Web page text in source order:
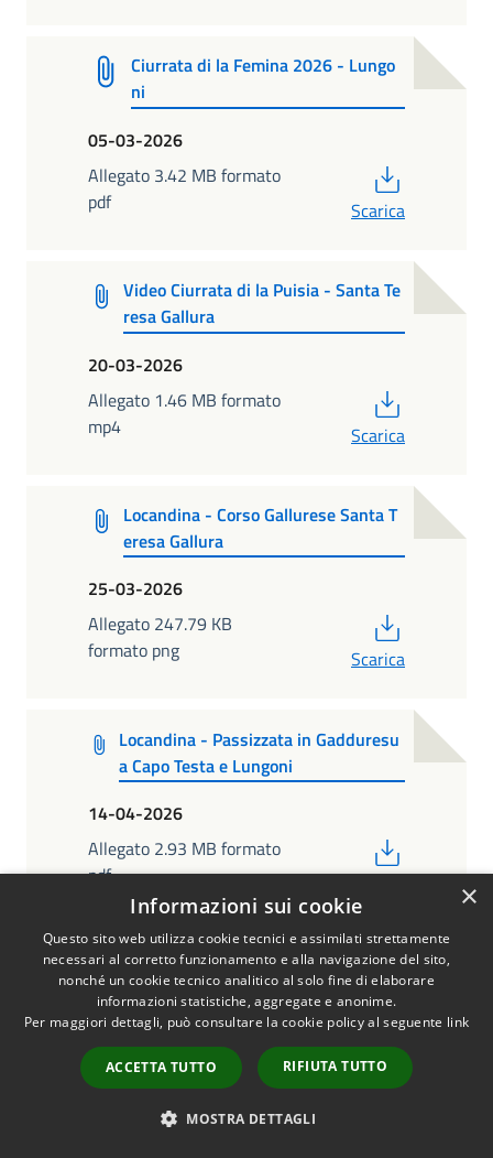
Ciurrata di la Femina 2026 - Lungo
ni
05-03-2026
Allegato 3.42 MB formato
pdf
Scarica
Video Ciurrata di la Puisia - Santa Te
resa Gallura
20-03-2026
Allegato 1.46 MB formato
mp4
Scarica
Locandina - Corso Gallurese Santa T
eresa Gallura
25-03-2026
Allegato 247.79 KB
formato png
Scarica
Locandina - Passizzata in Gadduresu
a Capo Testa e Lungoni
14-04-2026
Allegato 2.93 MB formato
pdf
Video - Ciurrata di la Saldigna 2026
- Lungoni
27-04-2026
Allegato 11.61 MB formato
PDF
×
Informazioni sui cookie
Questo sito web utilizza cookie tecnici e assimilati strettamente
necessari al corretto funzionamento e alla navigazione del sito,
nonché un cookie tecnico analitico al solo fine di elaborare
informazioni statistiche, aggregate e anonime.
Per maggiori dettagli, può consultare la cookie policy al seguente link
ACCETTA TUTTO RIFIUTA TUTTO
MOSTRA DETTAGLI